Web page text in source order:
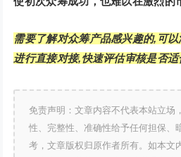
需要了解对众筹产品感兴趣的,可
进行直接对接,快速评估审核是否适
免责声明：文章内容不代表本站立场
性、完整性、准确性给予任何担保、
考，文章版权归原作者所有。如本文